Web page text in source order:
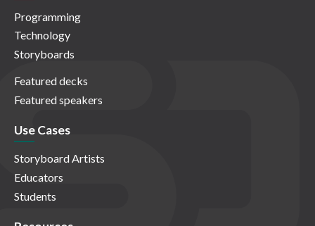
Programming
Technology
Storyboards
Featured decks
Featured speakers
Use Cases
Storyboard Artists
Educators
Students